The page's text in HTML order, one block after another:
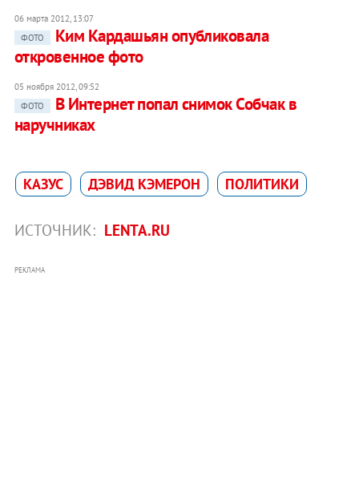
06 марта 2012, 13:07
ФОТО
Ким Кардашьян опубликовала
откровенное фото
05 ноября 2012, 09:52
ФОТО
В Интернет попал снимок Собчак в
наручниках
КАЗУС ДЭВИД КЭМЕРОН ПОЛИТИКИ
ИСТОЧНИК: LENTA.RU
РЕКЛАМА